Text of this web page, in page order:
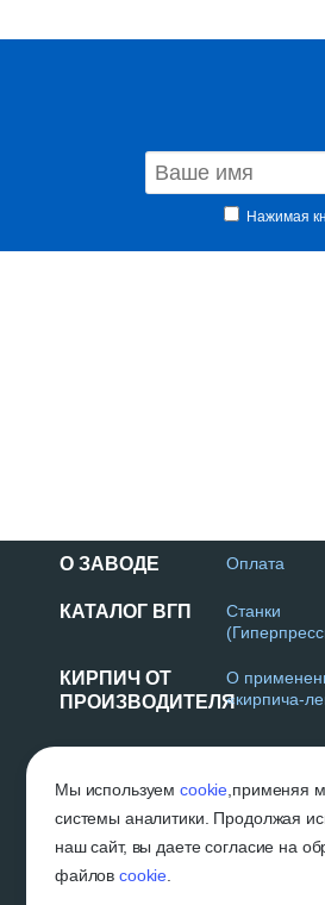
Мы используемcookie применяя
системы аналитики. Продолжая
наш сайт, вы даете согласие на
файловcookie
Нажимая
О ЗАВОДЕ Оплата
КАТАЛОГ ВГП
Станки
КИРПИЧ ОТ
ПРОИЗВОДИТЕЛЯ
О
«кирпича-
2019-2026 © «ВГП»
ТЕХНОЛОГИИ И